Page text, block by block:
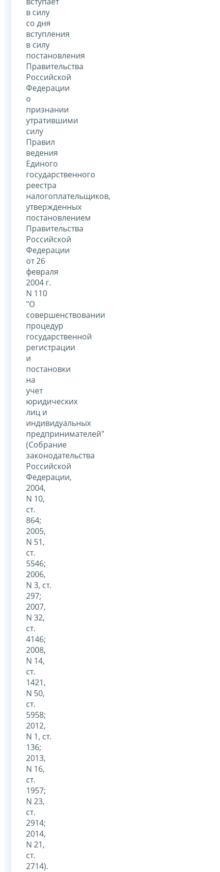
в силу
со дня
вступления
в силу
постановления
Правительства
Российской
Федерации
о
признании
утратившими
силу
Правил
ведения
Единого
государственного
реестра
налогоплательщиков,
утвержденных
постановлением
Правительства
Российской
Федерации
от 26
февраля
2004 г.
N 110
"О
совершенствовании
процедур
государственной
регистрации
и
постановки
на
учет
юридических
лиц и
индивидуальных
предпринимателей"
(Собрание
законодательства
Российской
Федерации,
2004,
N 10,
ст.
864;
2005,
N 51,
ст.
5546;
2006,
N 3, ст.
297;
2007,
N 32,
ст.
4146;
2008,
N 14,
ст.
1421,
N 50,
ст.
5958;
2012,
N 1, ст.
136;
2013,
N 16,
ст.
1957;
N 23,
ст.
2914;
2014,
N 21,
ст.
2714).